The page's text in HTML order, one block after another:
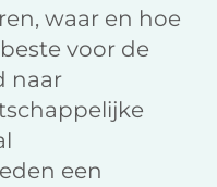
waar en hoe
voor de
naar
een